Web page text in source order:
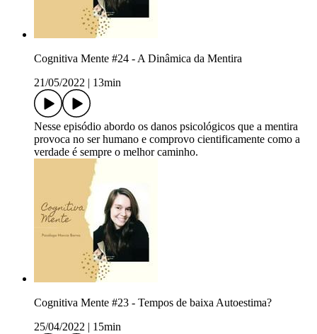
Cognitiva Mente #24 - A Dinâmica da Mentira
21/05/2022
13min
Nesse episódio abordo os danos psicológicos que a mentira
provoca no ser humano e comprovo cientificamente como a
verdade é sempre o melhor caminho.
Cognitiva Mente #23 - Tempos de baixa Autoestima?
25/04/2022
15min